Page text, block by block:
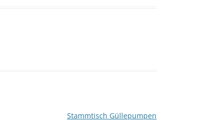
Stammtisch Güllepumpen